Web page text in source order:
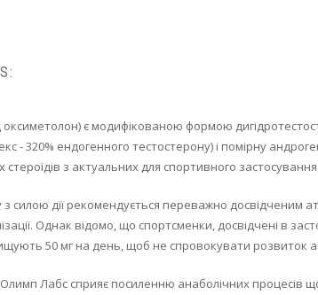
є модифікованою формою
- 320% ендогенного тестостерону) і помірну
з актуальних для спортивного застосування.
з силою дії рекомендується переважно досвідченим
Однак відомо, що спортсменки, досвідчені в
50 мг на день, щоб не спровокувати розвиток
Лабс сприяє посиленню анаболічних